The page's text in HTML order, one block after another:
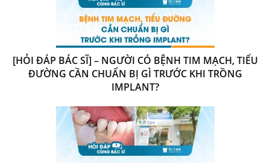
[HỎI ĐÁP BÁC SĨ] – NGƯỜI CÓ BỆNH TIM MẠCH, TIỂU
ĐƯỜNG CẦN CHUẨN BỊ GÌ TRƯỚC KHI TRỒNG
IMPLANT?